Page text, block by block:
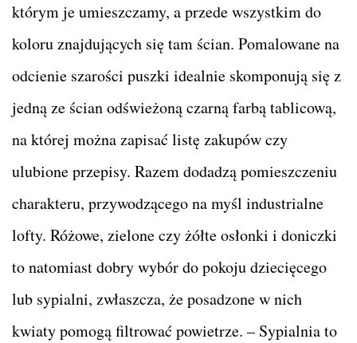
którym je umieszczamy, a przede wszystkim do
koloru znajdujących się tam ścian. Pomalowane na
odcienie szarości puszki idealnie skomponują się z
jedną ze ścian odświeżoną czarną farbą tablicową,
na której można zapisać listę zakupów czy
ulubione przepisy. Razem dodadzą pomieszczeniu
charakteru, przywodzącego na myśl industrialne
lofty. Różowe, zielone czy żółte osłonki i doniczki
to natomiast dobry wybór do pokoju dziecięcego
lub sypialni, zwłaszcza, że posadzone w nich
kwiaty pomogą filtrować powietrze. – Sypialnia to